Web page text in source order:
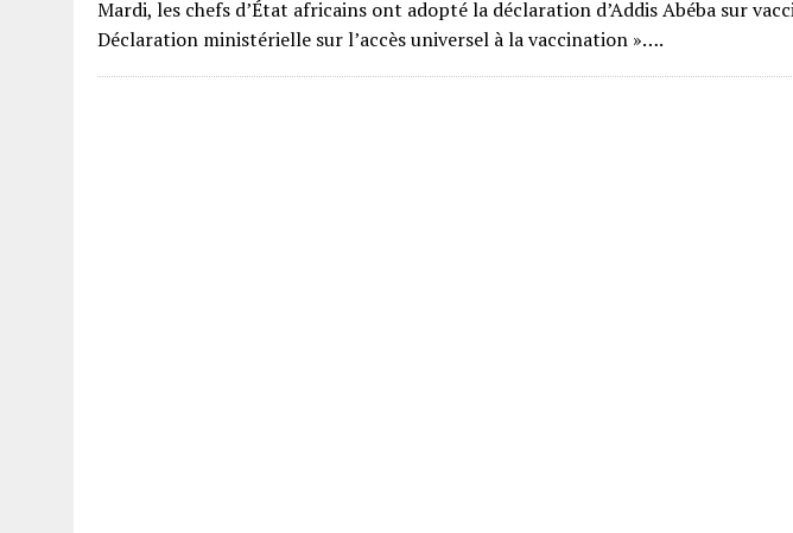
Mardi, les chefs d’État africains ont adopté la déclaration d’Addis Abéba sur
Déclaration ministérielle sur l’accès universel à la vaccination »….